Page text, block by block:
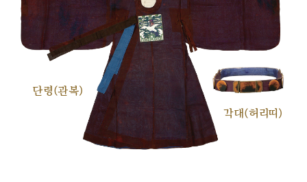
단령(관복)
각대(허리띠)